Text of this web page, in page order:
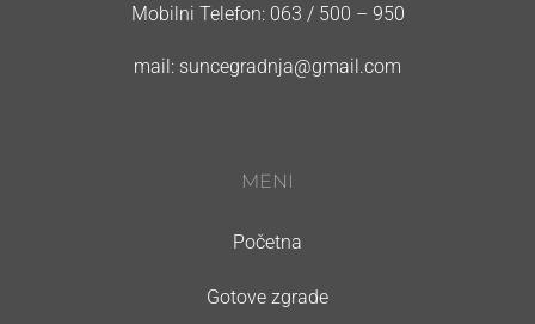
Mobilni Telefon: 063 / 500 – 950
mail: suncegradnja@gmail.com
MENI
Početna
Gotove zgrade